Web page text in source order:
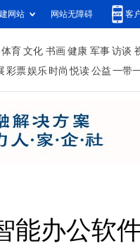
网站 网站无障碍 客
体育 文化 书画 健康 军事 访谈
彩票娱乐 时尚 悦读 公益 一带
能办公软